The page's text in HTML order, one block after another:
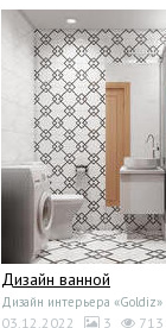
Дизайн ванной
Дизайн интерьера «Goldiz»
03.12.2022 3 713